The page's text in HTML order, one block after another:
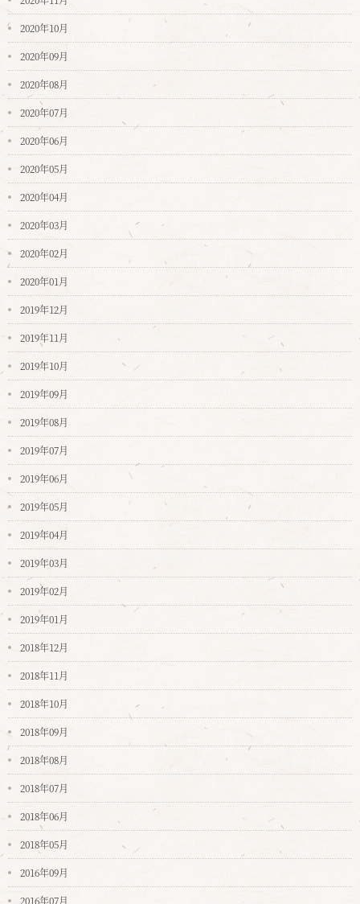
2020年10月
2020年09月
2020年08月
2020年07月
2020年06月
2020年05月
2020年04月
2020年03月
2020年02月
2020年01月
2019年12月
2019年11月
2019年10月
2019年09月
2019年08月
2019年07月
2019年06月
2019年05月
2019年04月
2019年03月
2019年02月
2019年01月
2018年12月
2018年11月
2018年10月
2018年09月
2018年08月
2018年07月
2018年06月
2018年05月
2016年09月
2016年07月